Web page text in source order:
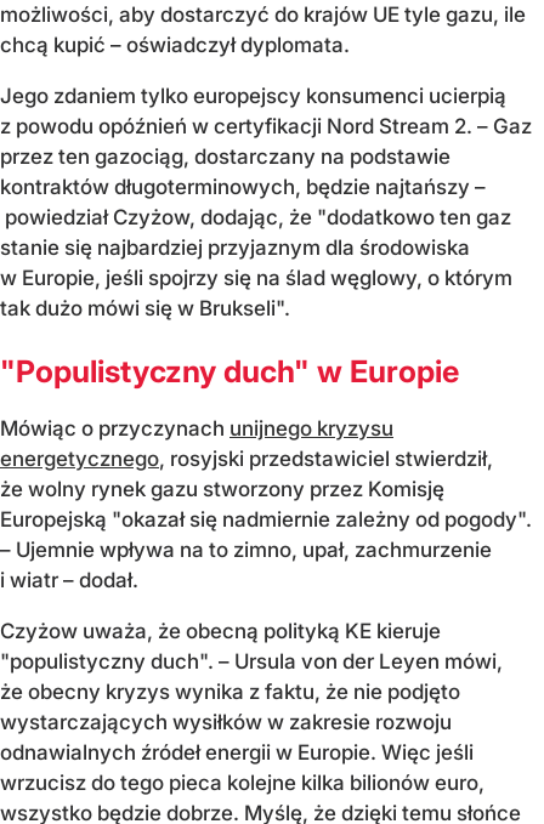
możliwości, aby dostarczyć do krajów UE tyle gazu, ile
chcą kupić – oświadczył dyplomata.
Jego zdaniem tylko europejscy konsumenci ucierpią
z powodu opóźnień w certyfikacji Nord Stream 2. – Gaz
przez ten gazociąg, dostarczany na podstawie
kontraktów długoterminowych, będzie najtańszy –
powiedział Czyżow, dodając, że "dodatkowo ten gaz
stanie się najbardziej przyjaznym dla środowiska
w Europie, jeśli spojrzy się na ślad węglowy, o którym
tak dużo mówi się w Brukseli".
"Populistyczny duch" w Europie
Mówiąc o przyczynach unijnego kryzysu
energetycznego, rosyjski przedstawiciel stwierdził,
że wolny rynek gazu stworzony przez Komisję
Europejską "okazał się nadmiernie zależny od pogody".
– Ujemnie wpływa na to zimno, upał, zachmurzenie
i wiatr – dodał.
Czyżow uważa, że obecną polityką KE kieruje
"populistyczny duch". – Ursula von der Leyen mówi,
że obecny kryzys wynika z faktu, że nie podjęto
wystarczających wysiłków w zakresie rozwoju
odnawialnych źródeł energii w Europie. Więc jeśli
wrzucisz do tego pieca kolejne kilka bilionów euro,
wszystko będzie dobrze. Myślę, że dzięki temu słońce